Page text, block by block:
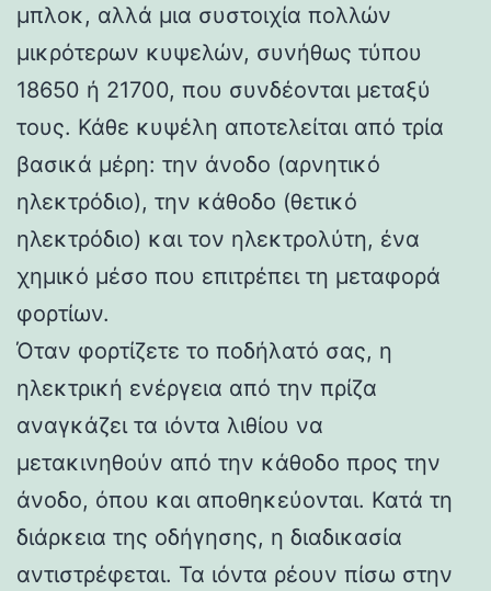
μπλοκ, αλλά μια συστοιχία πολλών
μικρότερων κυψελών, συνήθως τύπου
18650 ή 21700, που συνδέονται μεταξύ
τους. Κάθε κυψέλη αποτελείται από τρία
βασικά μέρη: την άνοδο (αρνητικό
ηλεκτρόδιο), την κάθοδο (θετικό
ηλεκτρόδιο) και τον ηλεκτρολύτη, ένα
χημικό μέσο που επιτρέπει τη μεταφορά
φορτίων.
Όταν φορτίζετε το ποδήλατό σας, η
ηλεκτρική ενέργεια από την πρίζα
αναγκάζει τα ιόντα λιθίου να
μετακινηθούν από την κάθοδο προς την
άνοδο, όπου και αποθηκεύονται. Κατά τη
διάρκεια της οδήγησης, η διαδικασία
αντιστρέφεται. Τα ιόντα ρέουν πίσω στην